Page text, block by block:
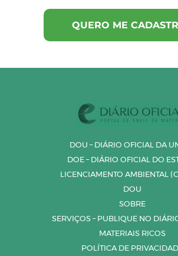
DOU – DIÁRIO OFICIAL DA
DOE – DIÁRIO OFICIAL DO
LICENCIAMENTO AMBIENTAL
DOU
SOBRE
SERVIÇOS – PUBLIQUE NO
MATERIAIS RICOS
POLÍTICA DE